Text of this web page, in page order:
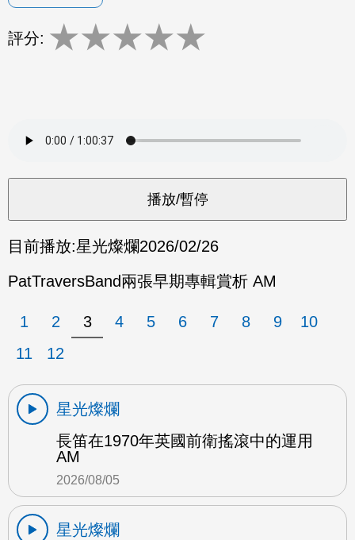
評分: ★★★★★
目前播放:星光燦爛2026/02/26
PatTraversBand兩張早期專輯賞析 AM
1 2 3 4 5 6 7 8 9
10
11
12
星光燦爛
長笛在1970年英國前衛搖滾中的運用
AM
2026/08/05
星光燦爛